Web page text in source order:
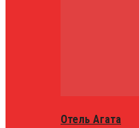
Отель Агата